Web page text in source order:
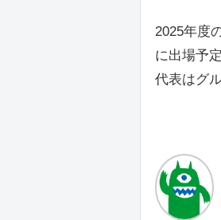
2025年度
に出場予
代表はグ